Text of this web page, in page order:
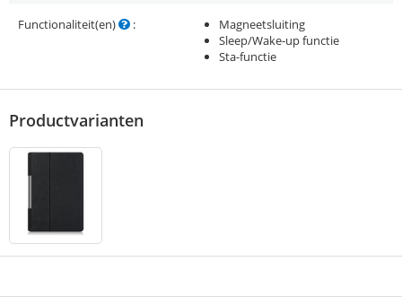
Functionaliteit(en) :
Magneetsluiting
Sleep/Wake-up functie
Sta-functie
Productvarianten